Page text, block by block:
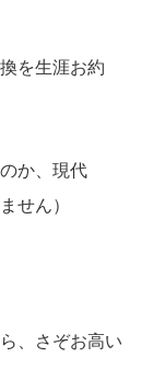
を生涯お約
か、現代
せん）
、さぞお高い